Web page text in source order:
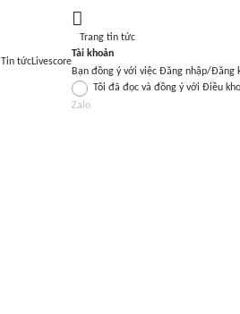
Tin tứcLivescore
Trang tin tức
Tài khoản
Bạn đồng ý với việc Đăng nhập/Đăng
Tôi đã đọc và đồng ý với Điều
Zalo